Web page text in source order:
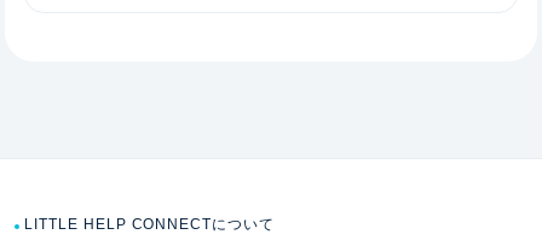
LITTLE HELP CONNECTについて